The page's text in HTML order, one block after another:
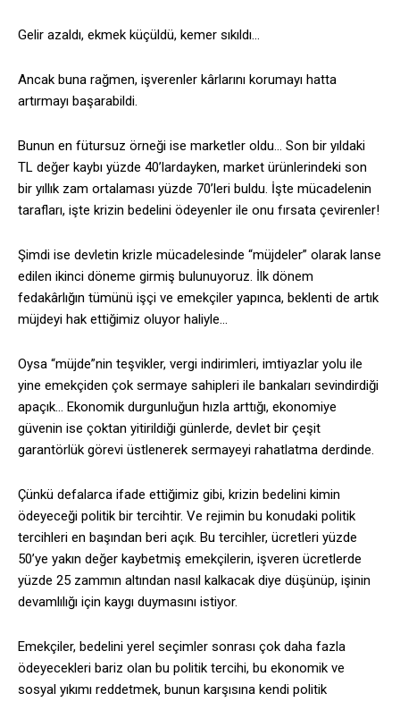
Gelir azaldı, ekmek küçüldü, kemer sıkıldı…
Ancak buna rağmen, işverenler kârlarını korumayı hatta
artırmayı başarabildi.
Bunun en fütursuz örneği ise marketler oldu… Son bir yıldaki
TL değer kaybı yüzde 40’lardayken, market ürünlerindeki son
bir yıllık zam ortalaması yüzde 70’leri buldu. İşte mücadelenin
tarafları, işte krizin bedelini ödeyenler ile onu fırsata çevirenler!
Şimdi ise devletin krizle mücadelesinde “müjdeler” olarak lanse
edilen ikinci döneme girmiş bulunuyoruz. İlk dönem
fedakârlığın tümünü işçi ve emekçiler yapınca, beklenti de artık
müjdeyi hak ettiğimiz oluyor haliyle…
Oysa “müjde”nin teşvikler, vergi indirimleri, imtiyazlar yolu ile
yine emekçiden çok sermaye sahipleri ile bankaları sevindirdiği
apaçık… Ekonomik durgunluğun hızla arttığı, ekonomiye
güvenin ise çoktan yitirildiği günlerde, devlet bir çeşit
garantörlük görevi üstlenerek sermayeyi rahatlatma derdinde.
Çünkü defalarca ifade ettiğimiz gibi, krizin bedelini kimin
ödeyeceği politik bir tercihtir. Ve rejimin bu konudaki politik
tercihleri en başından beri açık. Bu tercihler, ücretleri yüzde
50’ye yakın değer kaybetmiş emekçilerin, işveren ücretlerde
yüzde 25 zammın altından nasıl kalkacak diye düşünüp, işinin
devamlılığı için kaygı duymasını istiyor.
Emekçiler, bedelini yerel seçimler sonrası çok daha fazla
ödeyecekleri bariz olan bu politik tercihi, bu ekonomik ve
sosyal yıkımı reddetmek, bunun karşısına kendi politik